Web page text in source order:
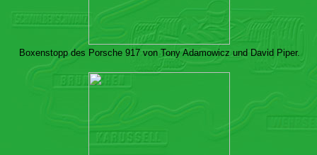
Boxenstopp des Porsche 917 von Tony Adamowicz und David Piper.